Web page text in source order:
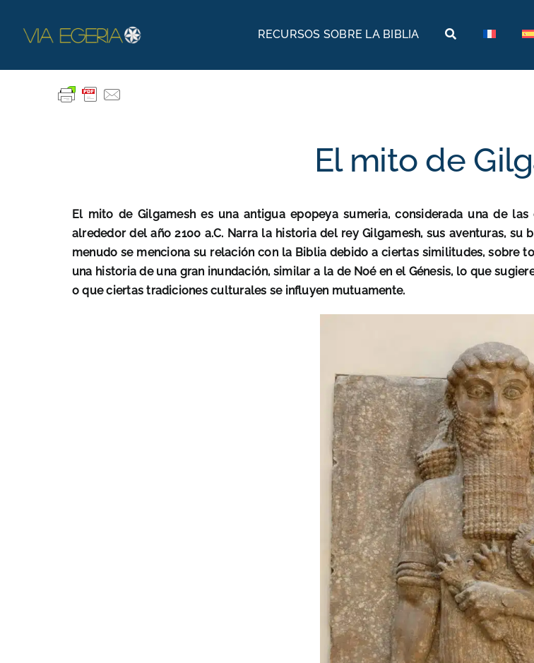
content
RECURSOS SOBRE LA BIBLIA
La Biblia en el Arte
Geografía
El mito de
El mito de Gilgamesh es una antigua epopeya sumeria, considerada una de
alrededor del año 2100 a.C. Narra la historia del rey Gilgamesh, sus aventuras,
menudo se menciona su relación con la Biblia debido a ciertas similitudes, sobre
una historia de una gran inundación, similar a la de Noé en el Génesis, lo que
o que ciertas tradiciones culturales se influyen mutuamente.